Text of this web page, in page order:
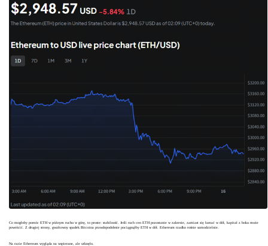
Co mogłoby pomóc ETH w późnym ruchu w górę, to proste: stabilność. Jeśli ruch cen ETH pozostanie w zakresie, zamiast się łamać w dół, kapitał z boku może
powrócić. Z drugiej strony, gwałtowny spadek Bitcoina prawdopodobnie pociągnąłby ETH w dół. Ethereum rzadko rośnie samodzielnie.
Na razie Ethereum wygląda na wspierane, ale utknęło.